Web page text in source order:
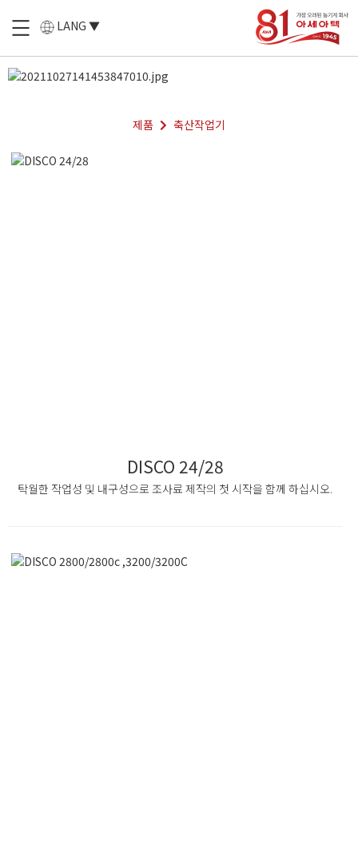
LANG ▼
제품 축산작업기
DISCO 24/28
탁월한 작업성 및 내구성으로 조사료 제작의 첫 시작을 함께 하십시오.